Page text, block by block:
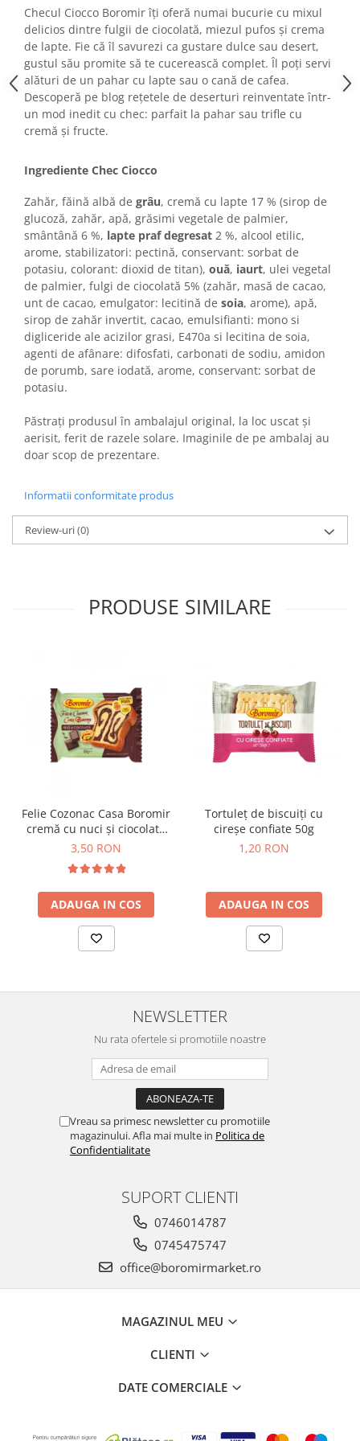
Turta dulce cu nuci
Turta dulce de Sibiu
Turta dulce cu miere
Croissant
Croissant Duofino
Croissant cu maia
Cornulete fragede
Pasca
Pasca Fresh
Cereale
Paine
Paine ambalata
Chifle
Colaci festivi
Snack-uri sărate
Covrigi de Buzau
Grisine
Produse de gătit
Faina
Arpacas si pesmet
Panificatie congelata
Cheesecake congelat
Horeca
Faina Profesionala
Fursecuri vrac
Cadouri
Pachete Cadou
Cozonac Wine Collection
Vinuri Casa Isarescu
Accesorii Boromir
Dulciurile Feleacul
Checul Ciocco Boromir îți oferă numai bucurie cu mixul
delicios dintre fulgii de ciocolată, miezul pufos și crema
de lapte. Fie că îl savurezi ca gustare dulce sau desert,
gustul său promite să te cucerească complet. Îl poți servi
alături de un pahar cu lapte sau o cană de cafea.
Descoperă pe blog rețetele de deserturi reinventate într-
un mod inedit cu chec: parfait la pahar sau trifle cu
cremă și fructe.
Ingrediente Chec Ciocco
Zahăr, făină albă de grâu, cremă cu lapte 17 % (sirop de
glucoză, zahăr, apă, grăsimi vegetale de palmier,
smântână 6 %, lapte praf degresat 2 %, alcool etilic,
arome, stabilizatori: pectină, conservant: sorbat de
potasiu, colorant: dioxid de titan), ouă, iaurt, ulei vegetal
de palmier, fulgi de ciocolată 5% (zahăr, masă de cacao,
unt de cacao, emulgator: lecitină de soia, arome), apă,
sirop de zahăr invertit, cacao, emulsifianti: mono si
digliceride ale acizilor grasi, E470a si lecitina de soia,
agenti de afânare: difosfati, carbonati de sodiu, amidon
de porumb, sare iodată, arome, conservant: sorbat de
potasiu.
Păstrați produsul în ambalajul original, la loc uscat și
aerisit, ferit de razele solare. Imaginile de pe ambalaj au
doar scop de prezentare.
Informatii conformitate produs
Review-uri(0)
PRODUSE SIMILARE
Felie Cozonac Casa Boromir
cremă cu nuci și ciocolată
80g
3,50 RON
ADAUGA IN COS
Tortuleț de biscuiți cu
cireșe confiate 50g
1,20 RON
ADAUGA IN COS
NEWSLETTER
Nu rata ofertele si promotiile noastre
Vreau sa primesc newsletter cu promotiile
magazinului. Afla mai multe in Politica de
Confidentialitate
SUPORT CLIENTI
0746014787
0745475747
office@boromirmarket.ro
MAGAZINUL MEU
CLIENTI
DATE COMERCIALE